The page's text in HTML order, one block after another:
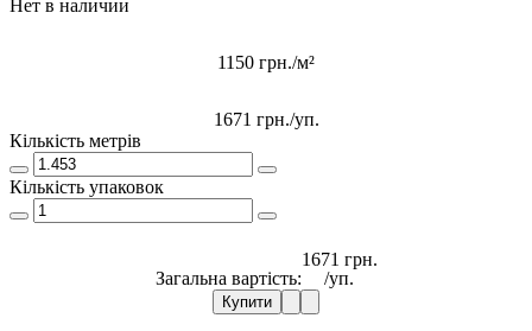
Нет в наличии
1150 грн./м²
1671 грн./уп.
Кількість метрів
Кількість упаковок
Загальна вартість:
1671 грн.
/уп.
Купити